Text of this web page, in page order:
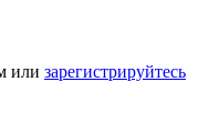
или зарегистрируйтесь